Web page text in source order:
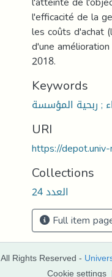
l'efficacité de la
les coûts d'achat
d'une
2018.
Keywords
URI
https://
Collections
العدد 24
Full item
All Rights Reserved -
Cookie settings